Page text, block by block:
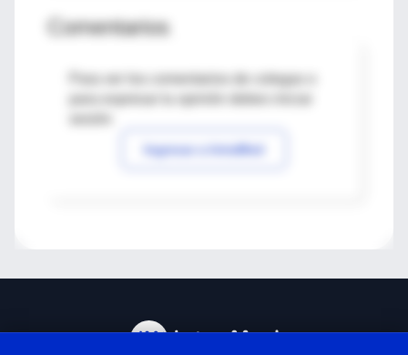
Comentarios
Para ver los comentarios de colegas o
Ingresar a IntraMed